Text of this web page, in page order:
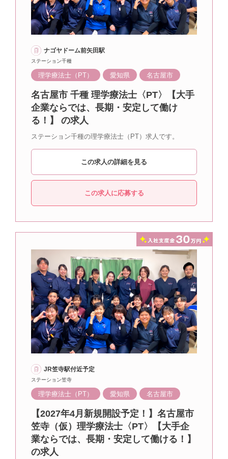
ナゴヤドーム前矢田駅
ステーション千種
理学療法士（PT） 愛知県 名古屋市
名古屋市 千種 理学療法士〈PT〉【大手
企業ならでは、長期・安定して働け
る！】 の求人
ステーション千種の理学療法士（PT）求人です。
この求人の詳細を見る
この求人に応募する
JR笠寺駅付近予定
ステーション笠寺
理学療法士（PT） 愛知県 名古屋市
【2027年4月新規開設予定！】名古屋市
笠寺（仮）理学療法士〈PT〉【大手企
業ならでは、長期・安定して働ける！】
の求人